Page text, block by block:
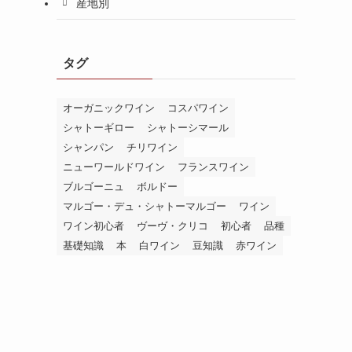
産地別
タグ
オーガニックワイン
コスパワイン
シャトーギロー
シャトーシマール
シャンパン
チリワイン
ニューワールドワイン
フランスワイン
ブルゴーニュ
ボルドー
マルゴー・デュ・シャトーマルゴー
ワイン
ワイン初心者
ヴーヴ・クリコ 初心者
品種
基礎知識
本 白ワイン 豆知識 赤ワイン